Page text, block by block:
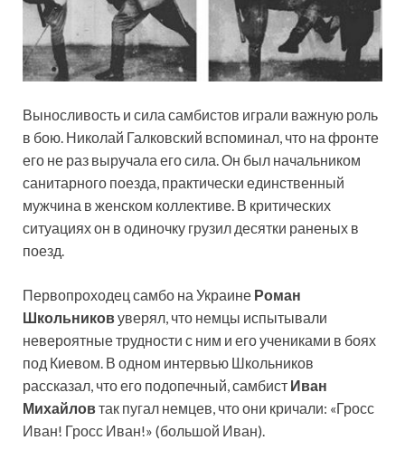
Выносливость и сила самбистов играли важную роль
в бою. Николай Галковский вспоминал, что на фронте
его не раз выручала его сила. Он был начальником
санитарного поезда, практически единственный
мужчина в женском коллективе. В критических
ситуациях он в одиночку грузил десятки раненых в
поезд.
Первопроходец самбо на Украине Роман
Школьниковуверял, что немцы испытывали
невероятные трудности с ним и его учениками в боях
под Киевом. В одном интервью Школьников
рассказал, что его подопечный, самбист Иван
Михайловтак пугал немцев, что они кричали: «Гросс
Иван! Гросс Иван!» (большой Иван).